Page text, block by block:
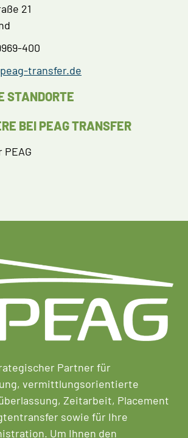
21
400
transfer.de
STANDORTE
BEI PEAG TRANSFER
Partner für
vermittlungsorientierte
Zeitarbeit, Placement
sowie für Ihre
Um Ihnen den